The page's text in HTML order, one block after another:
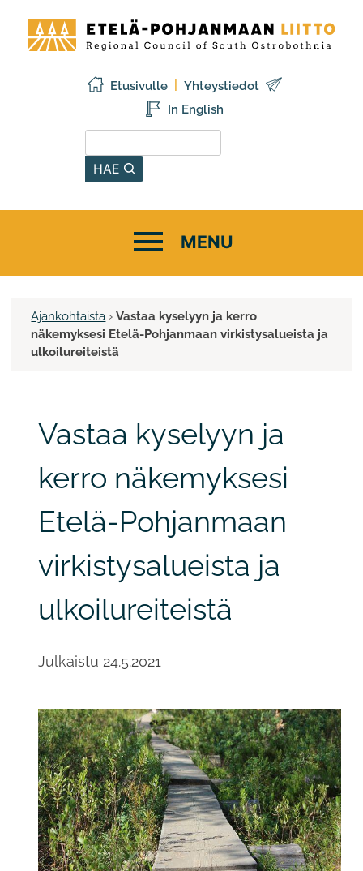
sisältöön
Pohjanmaan
liitto
Etusivulle Yhteystiedot
HAE
In English
Ajankohtaista ›Vastaa kyselyyn ja kerro
näkemyksesi Etelä-Pohjanmaan virkistysalueista ja
ulkoilureiteistä
Vastaa kyselyyn ja
kerro näkemyksesi
Etelä-Pohjanmaan
virkistysalueista ja
ulkoilureiteistä
Julkaistu 24.5.2021